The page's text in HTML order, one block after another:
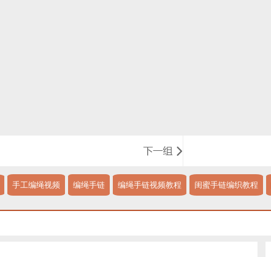
手工编绳视频 编绳手链 编绳手链视频教程 闺蜜手链编织教程